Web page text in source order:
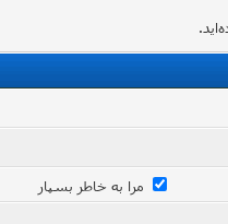
مرا به خاطر بسپار